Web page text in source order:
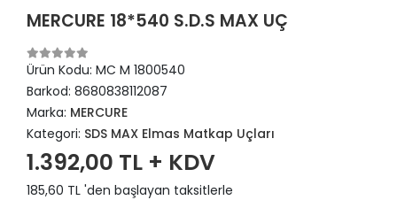
MERCURE 18*540 S.D.S MAX UÇ
Ürün Kodu: MC M 1800540
Barkod: 8680838112087
Marka: MERCURE
Kategori: SDS MAX Elmas Matkap Uçları
1.392,00 TL + KDV
185,60 TL 'den başlayan taksitlerle